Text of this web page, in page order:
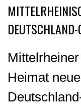
Heimat